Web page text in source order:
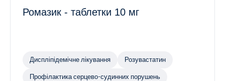
Ромазик - таблетки 10 мг
Диспліпідемічне лікування Розувастатин
Профілактика серцево-судинних порушень